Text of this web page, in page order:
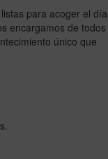
para acoger el día
encargamos de todos
único que